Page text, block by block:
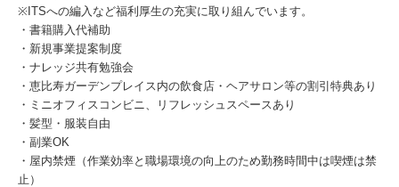
※ITSへの編入など福利厚生の充実に取り組んでいます。
・書籍購入代補助
・新規事業提案制度
・ナレッジ共有勉強会
・恵比寿ガーデンプレイス内の飲食店・ヘアサロン等の割引特典あり
・ミニオフィスコンビニ、リフレッシュスペースあり
・髪型・服装自由
・副業OK
・屋内禁煙（作業効率と職場環境の向上のため勤務時間中は喫煙は禁
止）